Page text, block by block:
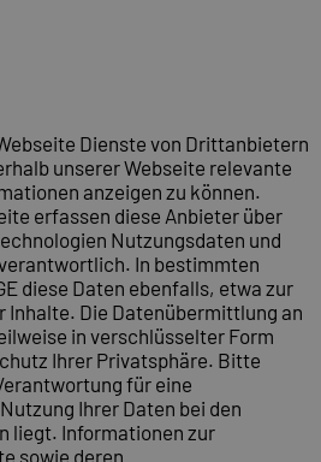
Dienste von Drittanbietern
unserer Webseite relevante
anzeigen zu können.
erfassen diese Anbieter über
Nutzungsdaten und
In bestimmten
diese Daten ebenfalls, etwa zur
Inhalte. Die Datenübermittlung an
in verschlüsselter Form
Ihrer Privatsphäre. Bitte
für eine
Ihrer Daten bei den
liegt. Informationen zur
sowie deren